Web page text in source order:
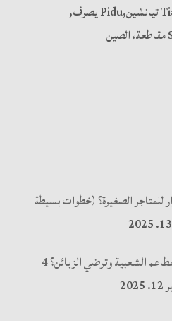
610097, رقم 88 TianChen تيانشين,Pidu يصرف,
للمتاجر الصغيرة؟ (خطوات بسيطة
كيف تحسن إدارة طوابير المطاعم الشعبية وترضي الزبائن؟ 4